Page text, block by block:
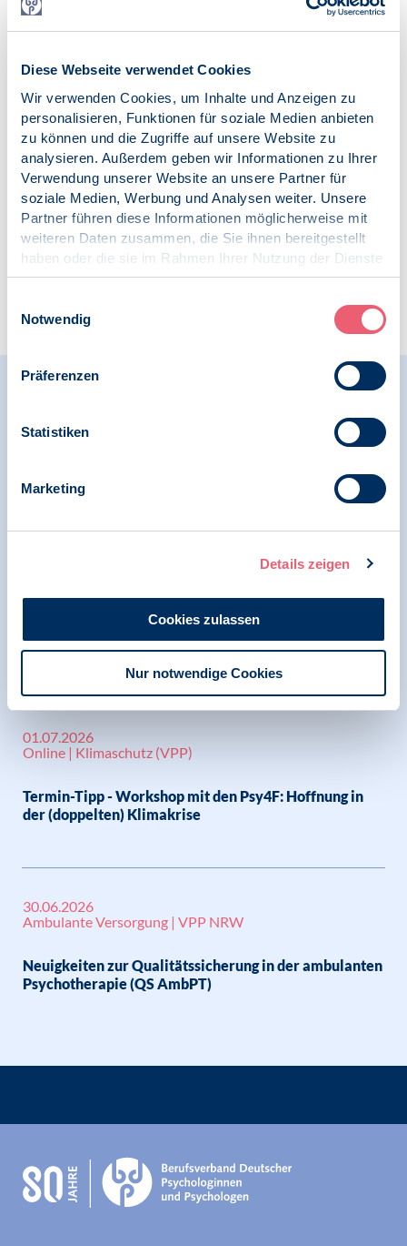
Diese Webseite verwendet Cookies
Wir verwenden Cookies, um Inhalte und Anzeigen zu
personalisieren, Funktionen für soziale Medien anbieten
zu können und die Zugriffe auf unsere Website zu
analysieren. Außerdem geben wir Informationen zu Ihrer
Verwendung unserer Website an unsere Partner für
soziale Medien, Werbung und Analysen weiter. Unsere
Partner führen diese Informationen möglicherweise mit
weiteren Daten zusammen, die Sie ihnen bereitgestellt
haben oder die sie im Rahmen Ihrer Nutzung der Dienste
gesammelt haben.
Notwendig
Präferenzen
Statistiken
Marketing
Details zeigen
Cookies zulassen
Nur notwendige Cookies
15.06.2026
News | SK Verkehrspsychologie | 80 Jahre BDP
Goldene Ehrennadel des BDP an Prof. Dr. Wolfgang
Schubert verliehen
Untergliederungen
psychotherapeutische Versorgung
GKV-Beitragssatzstabilisierungsgesetz beschlossen
01.07.2026
Online | Klimaschutz (VPP)
Termin-Tipp - Workshop mit den Psy4F: Hoffnung in
der (doppelten) Klimakrise
30.06.2026
Ambulante Versorgung | VPP NRW
Neuigkeiten zur Qualitätssicherung in der ambulanten
Psychotherapie (QS AmbPT)